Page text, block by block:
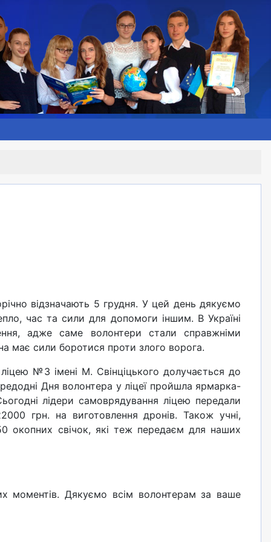
відзначають 5 грудня. У цей день дякуємо
час та сили для допомоги іншим. В Україні
адже саме волонтери стали справжніми
має сили боротися проти злого ворога.
№3 імені М. Свінціцького долучається до
Дня волонтера у ліцеї пройшла ярмарка-
лідери самоврядування ліцею передали
грн. на виготовлення дронів. Також учні,
окопних свічок, які теж передаєм для наших
моментів. Дякуємо всім волонтерам за ваше